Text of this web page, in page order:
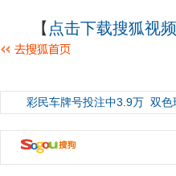
【 点击下载搜狐视
彩民车牌号投注中3.9万 双色